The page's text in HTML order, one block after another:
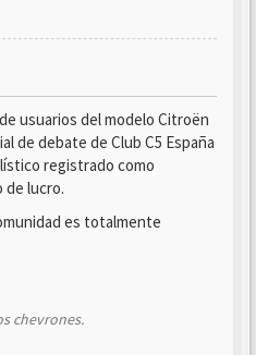
usuarios del modelo Citroën
de debate de Club C5 España
registrado como
de lucro.
es totalmente
chevrones.